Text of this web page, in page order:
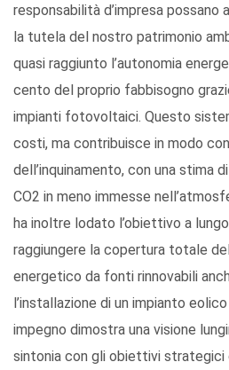
responsabilità d’impresa possano
la tutela del nostro patrimonio
quasi raggiunto l’autonomia
cento del proprio fabbisogno
impianti fotovoltaici. Questo
costi, ma contribuisce in modo
dell’inquinamento, con una stima
CO2 in meno immesse
ha inoltre lodato l’obiettivo a
raggiungere la copertura totale
energetico da fonti rinnovabili
l’installazione di un impianto
impegno dimostra una visione
sintonia con gli obiettivi strategici